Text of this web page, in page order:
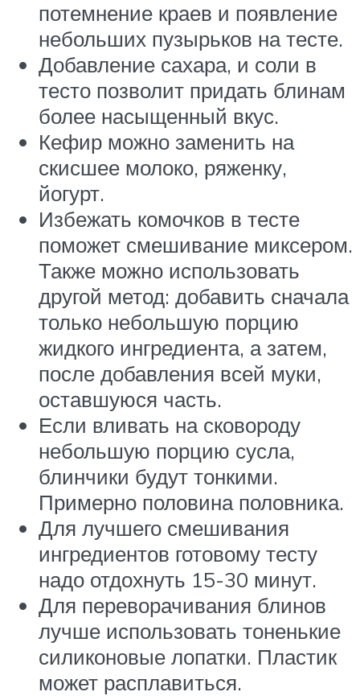
потемнение краев и появление
небольших пузырьков на тесте.
Добавление сахара, и соли в
тесто позволит придать блинам
более насыщенный вкус.
Кефир можно заменить на
скисшее молоко, ряженку,
йогурт.
Избежать комочков в тесте
поможет смешивание миксером.
Также можно использовать
другой метод: добавить сначала
только небольшую порцию
жидкого ингредиента, а затем,
после добавления всей муки,
оставшуюся часть.
Если вливать на сковороду
небольшую порцию сусла,
блинчики будут тонкими.
Примерно половина половника.
Для лучшего смешивания
ингредиентов готовому тесту
надо отдохнуть 15-30 минут.
Для переворачивания блинов
лучше использовать тоненькие
силиконовые лопатки. Пластик
может расплавиться.